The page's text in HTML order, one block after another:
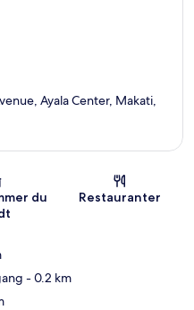
Ayala Center, Makati,
du
Restauranter
- 0.2 km